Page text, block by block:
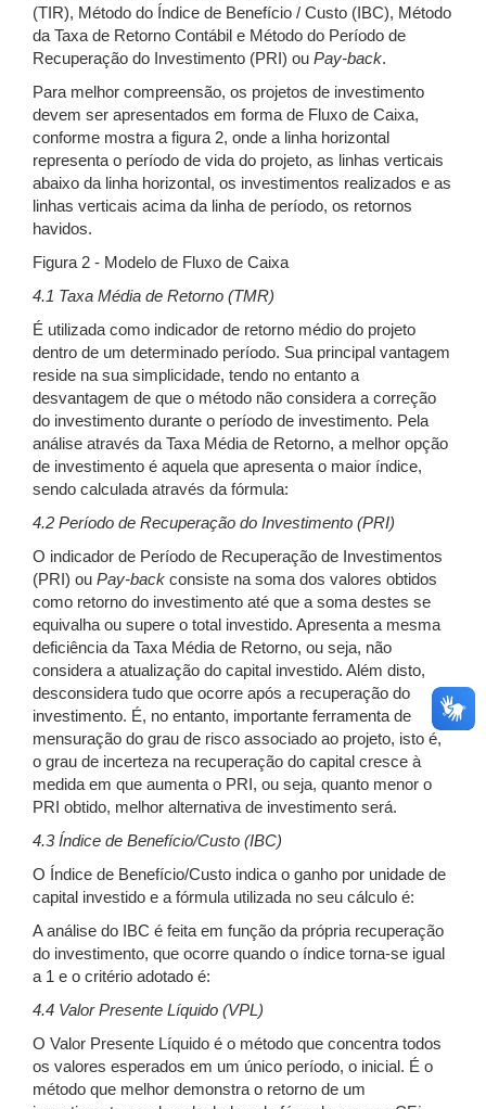
(TIR), Método do Índice de Benefício / Custo (IBC), Método
da Taxa de Retorno Contábil e Método do Período de
Recuperação do Investimento (PRI) ou Pay-back.
Para melhor compreensão, os projetos de investimento
devem ser apresentados em forma de Fluxo de Caixa,
conforme mostra a figura 2, onde a linha horizontal
representa o período de vida do projeto, as linhas verticais
abaixo da linha horizontal, os investimentos realizados e as
linhas verticais acima da linha de período, os retornos
havidos.
Figura 2 - Modelo de Fluxo de Caixa
4.1 Taxa Média de Retorno (TMR)
É utilizada como indicador de retorno médio do projeto
dentro de um determinado período. Sua principal vantagem
reside na sua simplicidade, tendo no entanto a
desvantagem de que o método não considera a correção
do investimento durante o período de investimento. Pela
análise através da Taxa Média de Retorno, a melhor opção
de investimento é aquela que apresenta o maior índice,
sendo calculada através da fórmula:
4.2 Período de Recuperação do Investimento (PRI)
O indicador de Período de Recuperação de Investimentos
(PRI) ou Pay-back consiste na soma dos valores obtidos
como retorno do investimento até que a soma destes se
equivalha ou supere o total investido. Apresenta a mesma
deficiência da Taxa Média de Retorno, ou seja, não
considera a atualização do capital investido. Além disto,
desconsidera tudo que ocorre após a recuperação do
investimento. É, no entanto, importante ferramenta de
mensuração do grau de risco associado ao projeto, isto é,
o grau de incerteza na recuperação do capital cresce à
medida em que aumenta o PRI, ou seja, quanto menor o
PRI obtido, melhor alternativa de investimento será.
4.3 Índice de Benefício/Custo (IBC)
O Índice de Benefício/Custo indica o ganho por unidade de
capital investido e a fórmula utilizada no seu cálculo é:
A análise do IBC é feita em função da própria recuperação
do investimento, que ocorre quando o índice torna-se igual
a 1 e o critério adotado é:
4.4 Valor Presente Líquido (VPL)
O Valor Presente Líquido é o método que concentra todos
os valores esperados em um único período, o inicial. É o
método que melhor demonstra o retorno de um